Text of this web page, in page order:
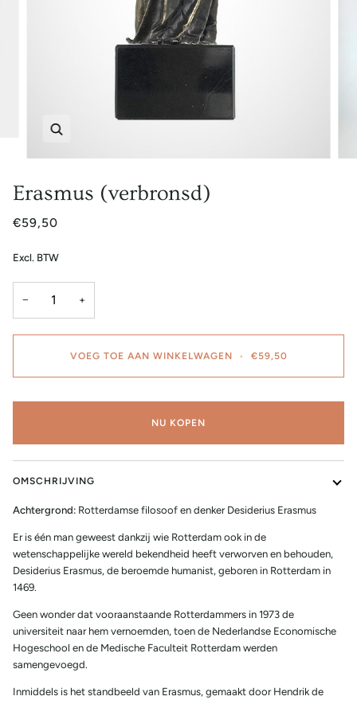
Erasmus (verbronsd)
€59,50
Excl. BTW
− +
VOEG TOE AAN WINKELWAGEN • €59,50
NU KOPEN
OMSCHRIJVING
Achtergrond: Rotterdamse filosoof en denker Desiderius Erasmus
Er is één man geweest dankzij wie Rotterdam ook in de
wetenschappelijke wereld bekendheid heeft verworven en behouden,
Desiderius Erasmus, de beroemde humanist, geboren in Rotterdam in
1469.
Geen wonder dat vooraanstaande Rotterdammers in 1973 de
universiteit naar hem vernoemden, toen de Nederlandse Economische
Hogeschool en de Medische Faculteit Rotterdam werden
samengevoegd.
Inmiddels is het standbeeld van Erasmus, gemaakt door Hendrik de